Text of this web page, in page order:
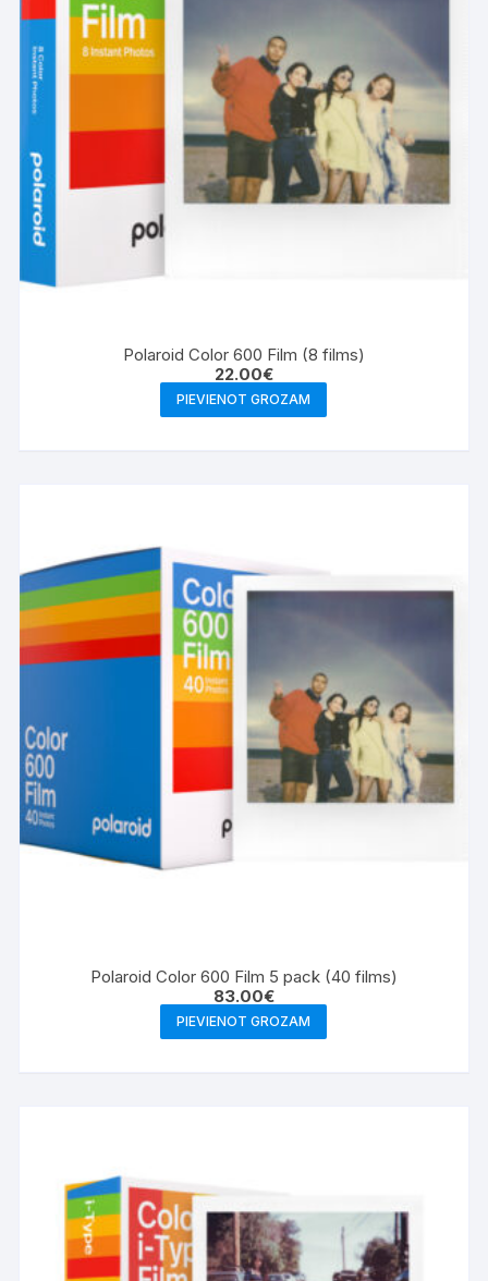
chosen
the
product
page
Polaroid Color 600 Film (8 films)
22.00€
PIEVIENOT GROZAM
Polaroid Color 600 Film 5 pack (40 films)
83.00€
PIEVIENOT GROZAM